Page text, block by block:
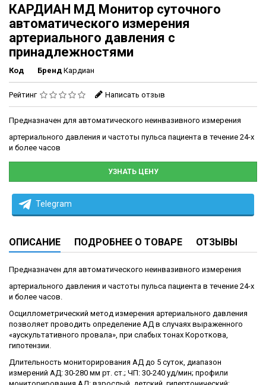
КАРДИАН МД Монитор суточного
автоматического измерения
артериального давления с
принадлежностями
Код Бренд Кардиан
Рейтинг Написать отзыв
Предназначен для автоматического неинвазивного измерения
артериального давления и частоты пульса пациента в течение 24-х
и более часов
УЗНАТЬ ЦЕНУ
Telegram
ОПИСАНИЕ ПОДРОБНЕЕ О ТОВАРЕ ОТЗЫВЫ
Предназначен для автоматического неинвазивного измерения
артериального давления и частоты пульса пациента в течение 24-х
и более часов.
Осциллометрический метод измерения артериального давления
позволяет проводить определение АД в случаях выраженного
«аускультативного провала», при слабых тонах Короткова,
гипотензии.
Длительность мониторирования АД до 5 суток, диапазон
измерений АД: 30-280 мм рт. ст.; ЧП: 30-240 уд/мин; профили